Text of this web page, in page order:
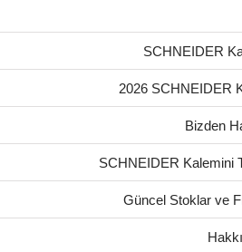
SCHNEIDER
2026 SCHNEIDER
Bizden
SCHNEIDER Kalemini
Güncel Stoklar ve